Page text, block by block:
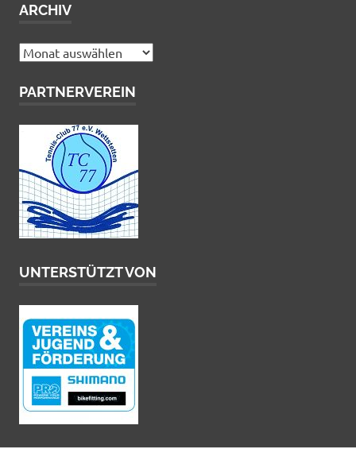
ARCHIV
Archiv
PARTNERVEREIN
UNTERSTÜTZT VON